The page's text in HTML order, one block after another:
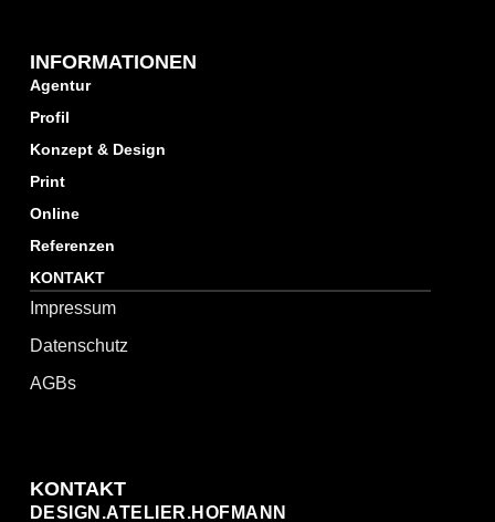
INFORMATIONEN
Agentur
Profil
Konzept & Design
Print
Online
Referenzen
KONTAKT
Impressum
Datenschutz
AGBs
KONTAKT
DESIGN.ATELIER.HOFMANN